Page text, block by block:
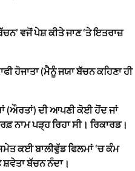
ਵਜੋਂ ਪੇਸ਼ ਕੀਤੇ ਜਾਣ ‘ਤੇ ਇਤਰਾਜ਼
ਹੋਜਾਤਾ (ਮੈਨੂੰ ਜਯਾ ਬੱਚਨ ਕਹਿਣਾ ਹੀ
(ਔਰਤਾਂ) ਦੀ ਆਪਣੀ ਕੋਈ ਹੋਂਦ ਜਾਂ
ਨਾਮ ਪੜ੍ਹ ਰਿਹਾ ਸੀ। ਰਿਕਾਰਡ।
ਸਮੇਤ ਕਈ ਬਾਲੀਵੁੱਡ ਫਿਲਮਾਂ ‘ਚ ਕੰਮ
ਬੱਚਨ ਨੰਦਾ।